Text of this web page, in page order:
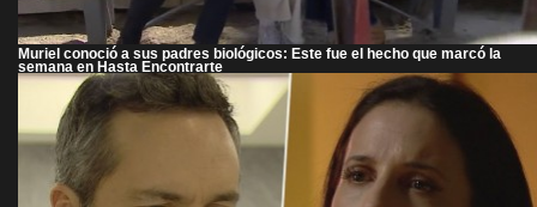
Muriel conoció a sus padres biológicos: Este fue el hecho que marcó la
semana en Hasta Encontrarte